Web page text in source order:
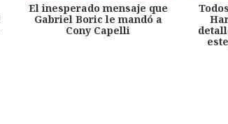
El inesperado mensaje que
Gabriel Boric le mandó a
Cony Capelli